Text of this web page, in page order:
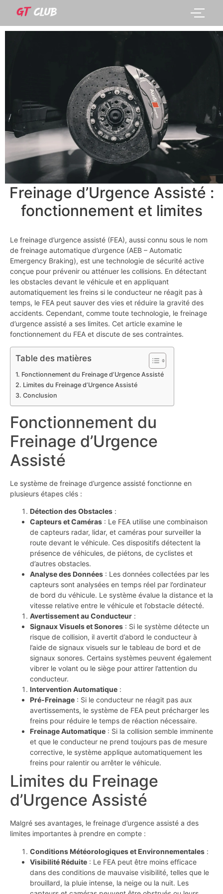
Freinage d’Urgence Assisté :
fonctionnement et limites
Le freinage d’urgence assisté (FEA), aussi connu sous le nom
de freinage automatique d’urgence (AEB – Automatic
Emergency Braking), est une technologie de sécurité active
conçue pour prévenir ou atténuer les collisions. En détectant
les obstacles devant le véhicule et en appliquant
automatiquement les freins si le conducteur ne réagit pas à
temps, le FEA peut sauver des vies et réduire la gravité des
accidents. Cependant, comme toute technologie, le freinage
d’urgence assisté a ses limites. Cet article examine le
fonctionnement du FEA et discute de ses contraintes.
Table des matières
Fonctionnement du Freinage d’Urgence Assisté
Limites du Freinage d’Urgence Assisté
Conclusion
Fonctionnement du
Freinage d’Urgence
Assisté
Le système de freinage d’urgence assisté fonctionne en
plusieurs étapes clés :
Détection des Obstacles :
Capteurs et Caméras : Le FEA utilise une combinaison
de capteurs radar, lidar, et caméras pour surveiller la
route devant le véhicule. Ces dispositifs détectent la
présence de véhicules, de piétons, de cyclistes et
d’autres obstacles.
Analyse des Données : Les données collectées par les
capteurs sont analysées en temps réel par l’ordinateur
de bord du véhicule. Le système évalue la distance et la
vitesse relative entre le véhicule et l’obstacle détecté.
Avertissement au Conducteur :
Signaux Visuels et Sonores : Si le système détecte un
risque de collision, il avertit d’abord le conducteur à
l’aide de signaux visuels sur le tableau de bord et de
signaux sonores. Certains systèmes peuvent également
vibrer le volant ou le siège pour attirer l’attention du
conducteur.
Intervention Automatique :
Pré-Freinage : Si le conducteur ne réagit pas aux
avertissements, le système de FEA peut précharger les
freins pour réduire le temps de réaction nécessaire.
Freinage Automatique : Si la collision semble imminente
et que le conducteur ne prend toujours pas de mesure
corrective, le système applique automatiquement les
freins pour ralentir ou arrêter le véhicule.
Limites du Freinage
d’Urgence Assisté
Malgré ses avantages, le freinage d’urgence assisté a des
limites importantes à prendre en compte :
Conditions Météorologiques et Environnementales :
Visibilité Réduite : Le FEA peut être moins efficace
dans des conditions de mauvaise visibilité, telles que le
brouillard, la pluie intense, la neige ou la nuit. Les